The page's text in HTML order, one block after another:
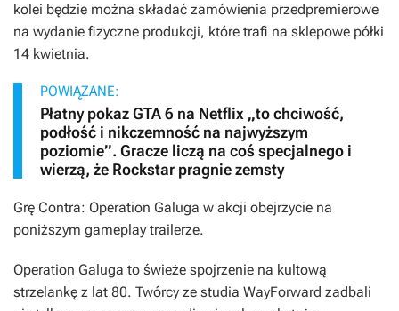
kolei będzie można składać zamówienia przedpremierowe
na wydanie fizyczne produkcji, które trafi na sklepowe półki
14 kwietnia.
POWIĄZANE:
Płatny pokaz GTA 6 na Netflix „to chciwość,
podłość i nikczemność na najwyższym
poziomie”. Gracze liczą na coś specjalnego i
wierzą, że Rockstar pragnie zemsty
Grę Contra: Operation Galuga w akcji obejrzycie na
poniższym gameplay trailerze.
Operation Galuga to świeże spojrzenie na kultową
strzelankę z lat 80. Twórcy ze studia WayForward zadbali